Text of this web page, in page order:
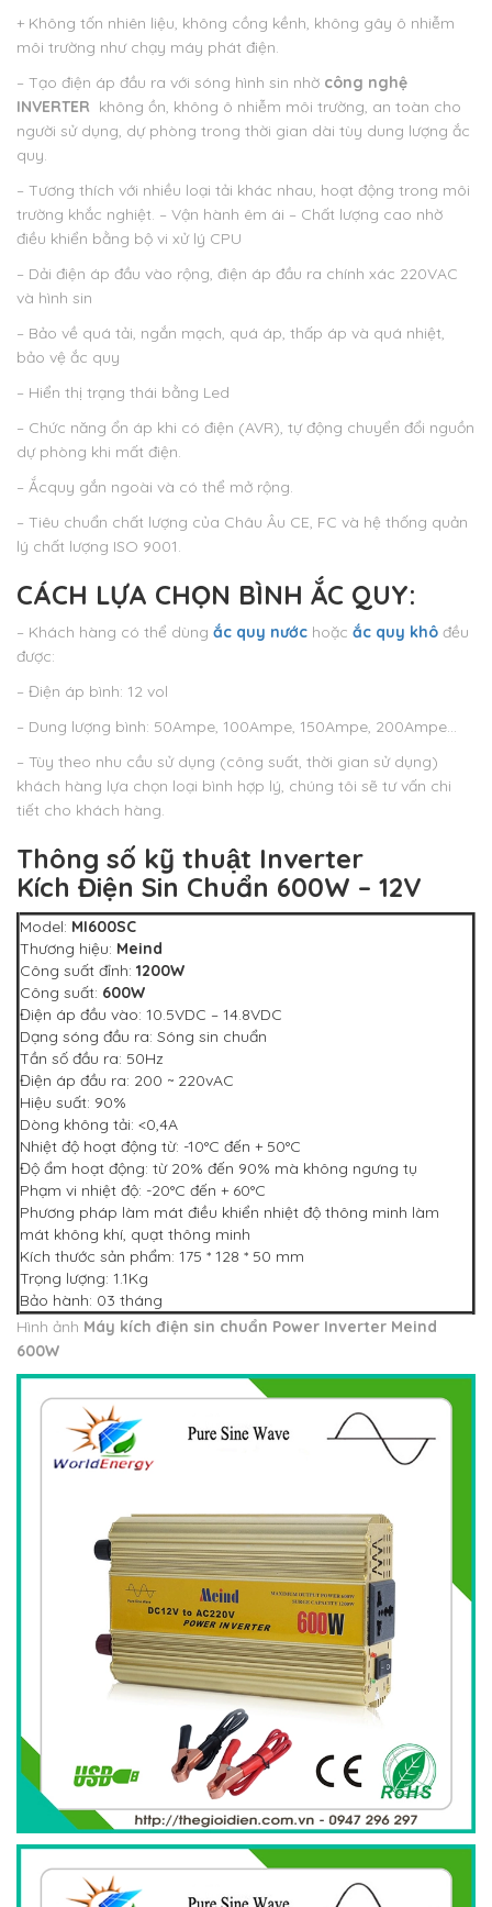
+ Không tốn nhiên liệu, không cồng kềnh, không gây ô nhiễm
môi trường như chạy máy phát điện.
– Tạo điện áp đầu ra với sóng hình sin nhờ công nghệ
INVERTER không ồn, không ô nhiễm môi trường, an toàn cho
người sử dụng, dự phòng trong thời gian dài tùy dung lượng ắc
quy.
– Tương thích với nhiều loại tải khác nhau, hoạt động trong môi
trường khắc nghiệt. – Vận hành êm ái – Chất lượng cao nhờ
điều khiển bằng bộ vi xử lý CPU
– Dải điện áp đầu vào rộng, điện áp đầu ra chính xác 220VAC
và hình sin
– Bảo về quá tải, ngắn mạch, quá áp, thấp áp và quá nhiệt,
bảo vệ ắc quy
– Hiển thị trạng thái bằng Led
– Chức năng ổn áp khi có điện (AVR), tự động chuyển đổi nguồn
dự phòng khi mất điện.
– Ắcquy gắn ngoài và có thể mở rộng.
– Tiêu chuẩn chất lượng của Châu Âu CE, FC và hệ thống quản
lý chất lượng ISO 9001.
CÁCH LỰA CHỌN BÌNH ẮC QUY:
– Khách hàng có thể dùng ắc quy nước hoặc ắc quy khô đều
được:
– Điện áp bình: 12 vol
– Dung lượng bình: 50Ampe, 100Ampe, 150Ampe, 200Ampe…
– Tùy theo nhu cầu sử dụng (công suất, thời gian sử dụng)
khách hàng lựa chọn loại bình hợp lý, chúng tôi sẽ tư vấn chi
tiết cho khách hàng.
Thông số kỹ thuật Inverter
Kích Điện Sin Chuẩn 600W – 12V
Model: MI600SC
Thương hiệu: Meind
Công suất đỉnh: 1200W
Công suất: 600W
Điện áp đầu vào: 10.5VDC – 14.8VDC
Dạng sóng đầu ra: Sóng sin chuẩn
Tần số đầu ra: 50Hz
Điện áp đầu ra: 200 ~ 220vAC
Hiệu suất: 90%
Dòng không tải: <0,4A
Nhiệt độ hoạt động từ: -10°C đến + 50°C
Độ ẩm hoạt động: từ 20% đến 90% mà không ngưng tụ
Phạm vi nhiệt độ: -20°C đến + 60°C
Phương pháp làm mát điều khiển nhiệt độ thông minh làm
mát không khí, quạt thông minh
Kích thước sản phẩm: 175 * 128 * 50 mm
Trọng lượng: 1.1Kg
Bảo hành: 03 tháng
Hình ảnh Máy kích điện sin chuẩn Power Inverter Meind
600W